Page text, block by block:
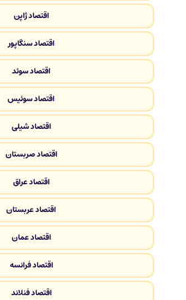
اقتصاد ژاپن
اقتصاد سنگاپور
اقتصاد سوئد
اقتصاد سوئیس
اقتصاد شیلی
اقتصاد صربستان
اقتصاد عراق
اقتصاد عربستان
اقتصاد عمان
اقتصاد فرانسه
اقتصاد فنلاند